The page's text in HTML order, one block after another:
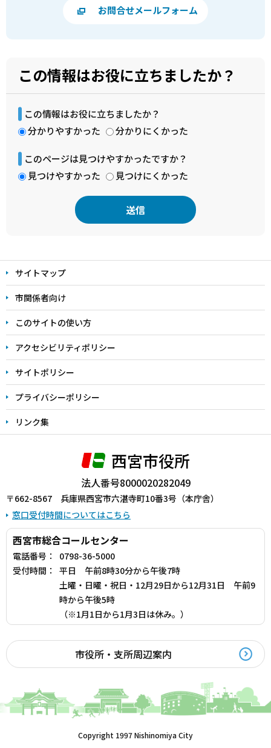
お問合せメールフォーム
この情報はお役に立ちましたか？
この情報はお役に立ちましたか？
分かりやすかった
分かりにくかった
このページは見つけやすかったですか？
見つけやすかった
見つけにくかった
文
こ
こ
ま
で
サイトマップ
市関係者向け
このサイトの使い方
アクセシビリティポリシー
サイトポリシー
プライバシーポリシー
リンク集
西宮市役所
法人番号8000020282049
〒662-8567 兵庫県西宮市六湛寺町10番3号（本庁舎）
窓口受付時間についてはこちら
西宮市総合コールセンター
電話番号：
0798-36-5000
受付時間：
平日 午前8時30分から午後7時
土曜・日曜・祝日・12月29日から12月31日 午前9
時から午後5時
（※1月1日から1月3日は休み。）
市役所・支所周辺案内
Copyright 1997 Nishinomiya City